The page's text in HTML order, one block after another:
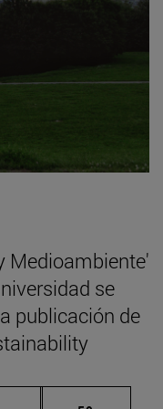
Medioambiente'
se
publicación de